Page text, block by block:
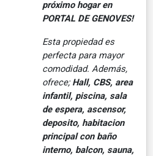
próximo hogar en
PORTAL DE GENOVES!
Esta propiedad es
perfecta para mayor
comodidad. Además,
ofrece;Hall, CBS, area
infantil, piscina, sala
de espera, ascensor,
deposito, habitacion
principal con baño
interno, balcon, sauna,